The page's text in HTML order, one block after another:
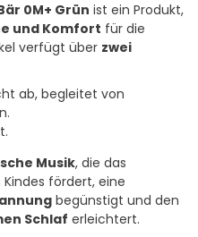
0M+ Grün ist ein Produkt,
und Komfort für die
verfügt über zwei
ab, begleitet von
Musik, die das
fördert, eine
begünstigt und den
Schlaf erleichtert.